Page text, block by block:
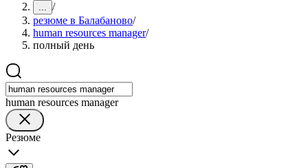
... /
резюме в Балабаново/
human resources manager/
полный день
human resources manager
Резюме